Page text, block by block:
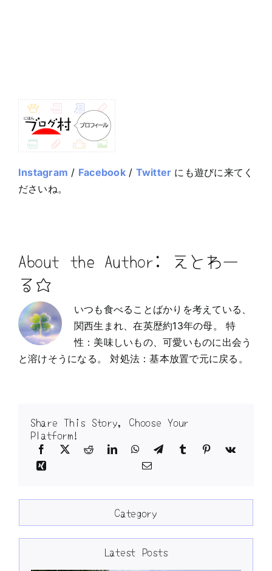
Instagram / Facebook/ Twitter にも遊びに来てく
ださいね。
About the Author:
えとわー
る☆
いつも食べることばかりを考えている、
関西生まれ、在英歴約13年の母。 特
性：美味しいもの、可愛いものに出会う
と溶けそうになる。 対処法：基本放置で元に戻る。
Share This Story, Choose Your
Platform!
Category
Latest Posts